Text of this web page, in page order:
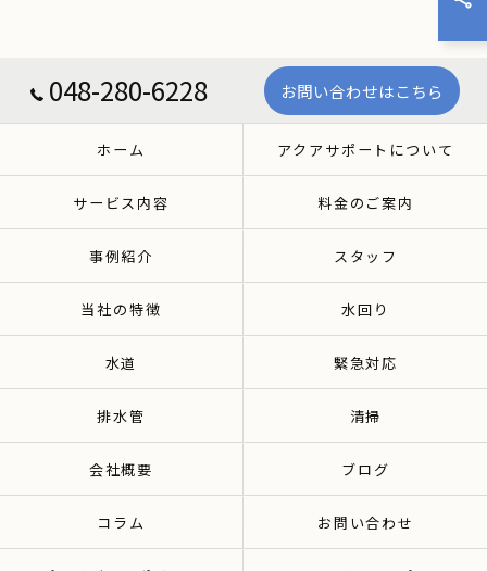
048-280-6228 お問い合わせはこちら
ホーム アクアサポートについて
サービス内容 料金のご案内
事例紹介 スタッフ
当社の特徴 水回り
水道 緊急対応
排水管 清掃
会社概要 ブログ
コラム お問い合わせ